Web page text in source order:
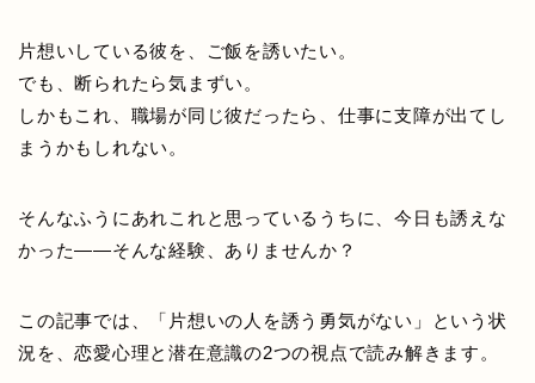
片想いしている彼を、ご飯を誘いたい。
でも、断られたら気まずい。
しかもこれ、職場が同じ彼だったら、仕事に支障が出てし
まうかもしれない。
そんなふうにあれこれと思っているうちに、今日も誘えな
かった——そんな経験、ありませんか？
この記事では、「片想いの人を誘う勇気がない」という状
況を、恋愛心理と潜在意識の2つの視点で読み解きます。